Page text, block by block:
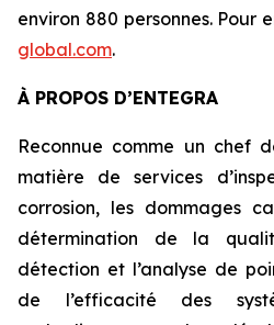
environ 880 personnes. Pour
global.com.
À PROPOS D’ENTEGRA
Reconnue comme un chef
matière de services
corrosion, les dommages
détermination de la
détection et l’analyse de
de l’efficacité des